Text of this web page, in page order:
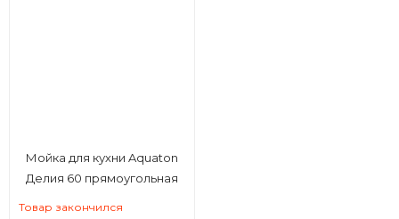
Мойка для кухни Aquaton
Делия 60 прямоугольная
Товар закончился